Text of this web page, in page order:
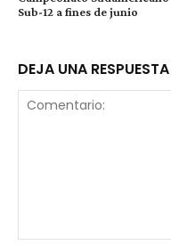
Sub-12 a fines de junio
DEJA UNA RESPUESTA